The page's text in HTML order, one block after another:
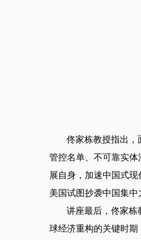
佟家栋教授指出，面
管控名单、不可靠实
展自身，加速中国式
美国试图抄袭中国集
讲座最后，佟家栋教
球经济重构的关键时